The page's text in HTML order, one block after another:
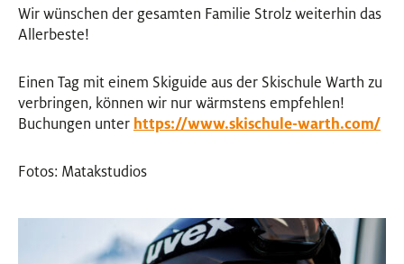
Wir wünschen der gesamten Familie Strolz weiterhin das
Allerbeste!
Einen Tag mit einem Skiguide aus der Skischule Warth zu
verbringen, können wir nur wärmstens empfehlen!
Buchungen unter https://www.skischule-warth.com/
Fotos: Matakstudios